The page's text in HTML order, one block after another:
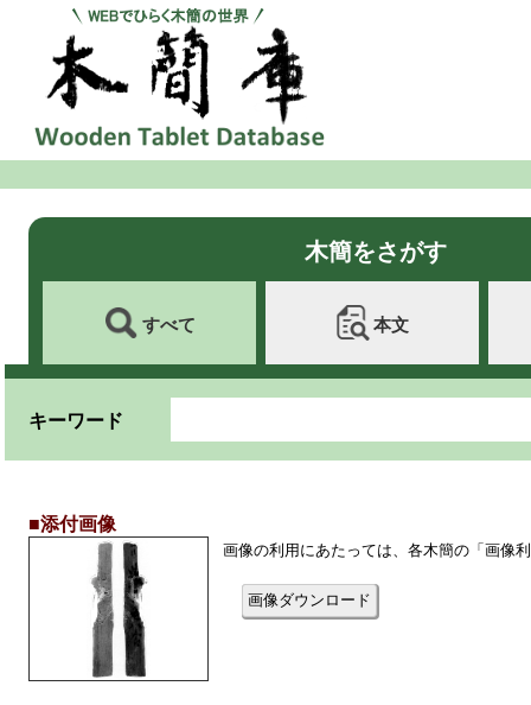
木簡をさがす
すべて 本文
キーワード
■添付画像
画像の利用にあたっては、各木簡の「画像
画像ダウンロード